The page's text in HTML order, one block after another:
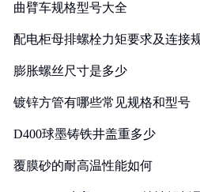
曲臂车规格型号大全
配电柜母排螺栓力矩要求及连接
膨胀螺丝尺寸是多少
镀锌方管有哪些常见规格和型号
D400球墨铸铁井盖重多少
覆膜砂的耐高温性能如何